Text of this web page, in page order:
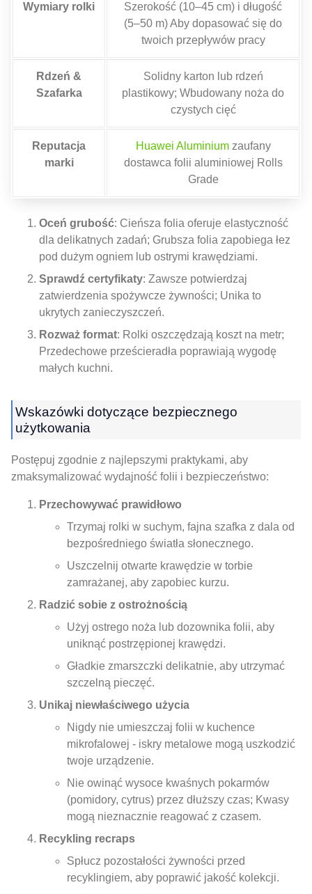
Wymiary rolki
Szerokość (10–45 cm) i długość
(5–50 m) Aby dopasować się do
twoich przepływów pracy
Rdzeń &
Szafarka
Solidny karton lub rdzeń
plastikowy; Wbudowany noża do
czystych cięć
Reputacja
marki
Huawei Aluminiumzaufany
dostawca folii aluminiowej Rolls
Grade
Oceń grubość: Cieńsza folia oferuje elastyczność
dla delikatnych zadań; Grubsza folia zapobiega łez
pod dużym ogniem lub ostrymi krawędziami.
Sprawdź certyfikaty: Zawsze potwierdzaj
zatwierdzenia spożywcze żywności; Unika to
ukrytych zanieczyszczeń.
Rozważ format: Rolki oszczędzają koszt na metr;
Przedechowe prześcieradła poprawiają wygodę
małych kuchni.
Wskazówki dotyczące bezpiecznego
użytkowania
Postępuj zgodnie z najlepszymi praktykami, aby
zmaksymalizować wydajność folii i bezpieczeństwo:
Przechowywać prawidłowo
Trzymaj rolki w suchym, fajna szafka z dala od
bezpośredniego światła słonecznego.
Uszczelnij otwarte krawędzie w torbie
zamrażanej, aby zapobiec kurzu.
Radzić sobie z ostrożnością
Użyj ostrego noża lub dozownika folii, aby
uniknąć postrzępionej krawędzi.
Gładkie zmarszczki delikatnie, aby utrzymać
szczelną pieczęć.
Unikaj niewłaściwego użycia
Nigdy nie umieszczaj folii w kuchence
mikrofalowej - iskry metalowe mogą uszkodzić
twoje urządzenie.
Nie owinąć wysoce kwaśnych pokarmów
(pomidory, cytrus) przez dłuższy czas; Kwasy
mogą nieznacznie reagować z czasem.
Recykling recraps
Spłucz pozostałości żywności przed
recyklingiem, aby poprawić jakość kolekcji.